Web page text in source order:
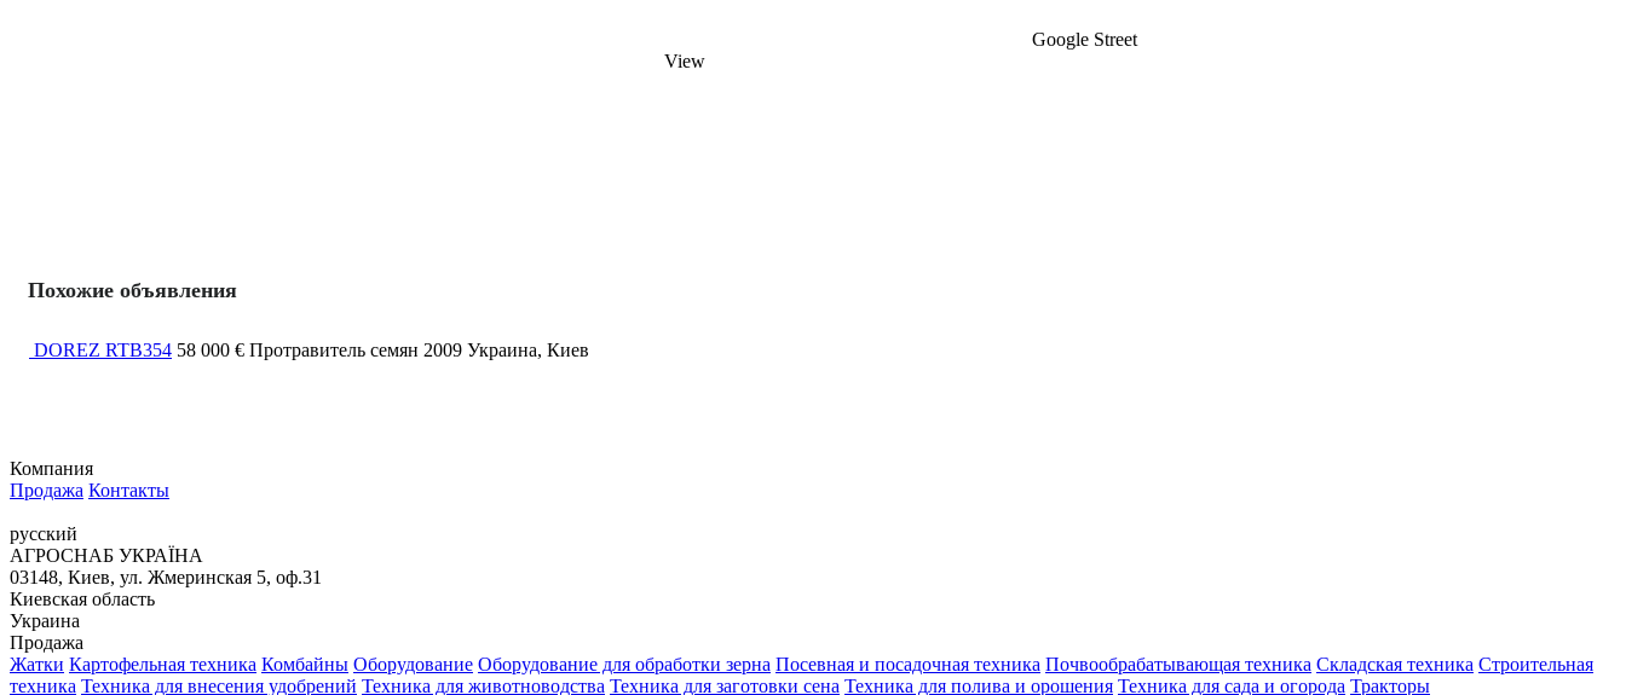
Google Street
View
Похожие объявления
DOREZ RTB354 58 000 € Протравитель семян 2009 Украина, Киев
Компания
Продажа Контакты
русский
АГРОСНАБ УКРАЇНА
03148, Киев, ул. Жмеринская 5, оф.31
Киевская область
Украина
Продажа
Жатки Картофельная техника Комбайны Оборудование Оборудование для обработки зерна Посевная и посадочная техника Почвообрабатывающая техника Складская техника Строительная
техника Техника для внесения удобрений Техника для животноводства Техника для заготовки сена Техника для полива и орошения Техника для сада и огорода Тракторы